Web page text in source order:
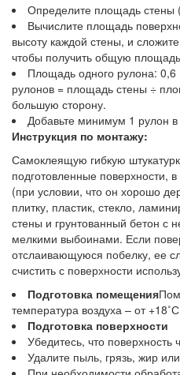
Определите площадь стены
Вычислите площадь
высоту каждой стены, и
чтобы получить общую
Площадь одного рулона:
рулонов = площадь стены ÷
большую сторону.
Добавьте минимум 1 рулон
Инструкция по монтажу:
Самоклеящую гибкую
подготовленные поверхности,
(при условии, что он хорошо
плитку, пластик, стекло,
стены и грунтованный бетон с
мелкими выбоинами. Если
отслаивающуюся побелку, ее
счистить с поверхности
Подготовка помещения
температура воздуха – от
Подготовка поверхности
Убедитесь, что поверхность
Удалите пыль, грязь, жир